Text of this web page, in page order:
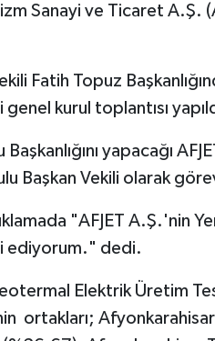
Sanayi ve Ticaret A.Ş.
Fatih Topuz
genel kurul toplantısı
yapacağı
Başkan Vekili olarak
"AFJET A.Ş.'nin
ediyorum." dedi.
Elektrik Üretim
ortakları; Afyonkarahisar